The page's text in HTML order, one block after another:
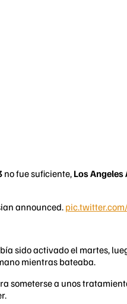
no fue suficiente, Los Angeles
announced.
sido activado el martes,
mientras bateaba.
someterse a unos